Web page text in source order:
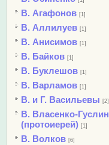
В. Агафонов [1]
В. Аллилуев [1]
В. Анисимов [1]
В. Байков [1]
В. Буклешов [1]
В. Варламов [1]
В. и Г. Васильевы [2]
В. Власенко-Гуслин
(протоиерей) [1]
В. Волков [6]